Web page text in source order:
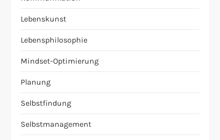
Lebenskunst
Lebensphilosophie
Mindset-Optimierung
Planung
Selbstfindung
Selbstmanagement